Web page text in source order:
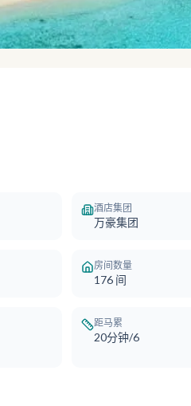
酒店集团
万豪集团
房间数量
176 间
距马累
20分钟/6